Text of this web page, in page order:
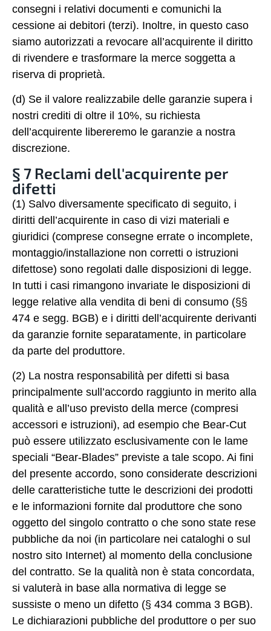
consegni i relativi documenti e comunichi la
cessione ai debitori (terzi). Inoltre, in questo caso
siamo autorizzati a revocare all’acquirente il diritto
di rivendere e trasformare la merce soggetta a
riserva di proprietà.
(d) Se il valore realizzabile delle garanzie supera i
nostri crediti di oltre il 10%, su richiesta
dell’acquirente libereremo le garanzie a nostra
discrezione.
§ 7 Reclami dell'acquirente per
difetti
(1) Salvo diversamente specificato di seguito, i
diritti dell’acquirente in caso di vizi materiali e
giuridici (comprese consegne errate o incomplete,
montaggio/installazione non corretti o istruzioni
difettose) sono regolati dalle disposizioni di legge.
In tutti i casi rimangono invariate le disposizioni di
legge relative alla vendita di beni di consumo (§§
474 e segg. BGB) e i diritti dell’acquirente derivanti
da garanzie fornite separatamente, in particolare
da parte del produttore.
(2) La nostra responsabilità per difetti si basa
principalmente sull’accordo raggiunto in merito alla
qualità e all’uso previsto della merce (compresi
accessori e istruzioni), ad esempio che Bear-Cut
può essere utilizzato esclusivamente con le lame
speciali “Bear-Blades” previste a tale scopo. Ai fini
del presente accordo, sono considerate descrizioni
delle caratteristiche tutte le descrizioni dei prodotti
e le informazioni fornite dal produttore che sono
oggetto del singolo contratto o che sono state rese
pubbliche da noi (in particolare nei cataloghi o sul
nostro sito Internet) al momento della conclusione
del contratto. Se la qualità non è stata concordata,
si valuterà in base alla normativa di legge se
sussiste o meno un difetto (§ 434 comma 3 BGB).
Le dichiarazioni pubbliche del produttore o per suo